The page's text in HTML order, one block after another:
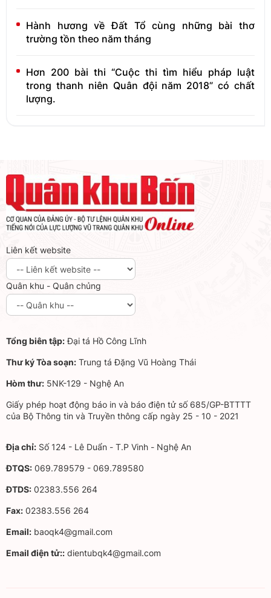
Hành hương về Đất Tổ cùng những bài thơ
trường tồn theo năm tháng
Hơn 200 bài thi “Cuộc thi tìm hiểu pháp luật
trong thanh niên Quân đội năm 2018” có chất
lượng.
Liên kết website
Quân khu - Quân chủng
Tổng biên tập:Đại tá Hồ Công Lĩnh
Thư ký Tòa soạn: Trung tá Đặng Vũ Hoàng Thái
Hòm thư: 5NK-129 - Nghệ An
Giấy phép hoạt động báo in và báo điện tử số 685/GP-BTTTT
của Bộ Thông tin và Truyền thông cấp ngày 25 - 10 - 2021
Địa chỉ: Số 124 - Lê Duẩn - T.P Vinh - Nghệ An
ĐTQS: 069.789579 - 069.789580
ĐTDS: 02383.556 264
Fax: 02383.556 264
Email: baoqk4@gmail.com
Email điện tử:: dientubqk4@gmail.com